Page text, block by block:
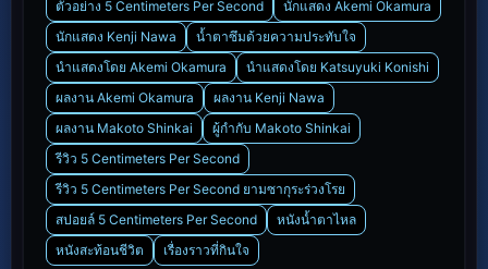
ตัวอย่าง 5 Centimeters Per Second
นักแสดง Akemi Okamura
นักแสดง Kenji Nawa
น้ำตาซึมด้วยความประทับใจ
นำแสดงโดย Akemi Okamura
นำแสดงโดย Katsuyuki Konishi
ผลงาน Akemi Okamura
ผลงาน Kenji Nawa
ผลงาน Makoto Shinkai
ผู้กำกับ Makoto Shinkai
รีวิว 5 Centimeters Per Second
รีวิว 5 Centimeters Per Second ยามซากุระร่วงโรย
สปอยล์ 5 Centimeters Per Second
หนังน้ำตาไหล
หนังสะท้อนชีวิต
เรื่องราวที่กินใจ